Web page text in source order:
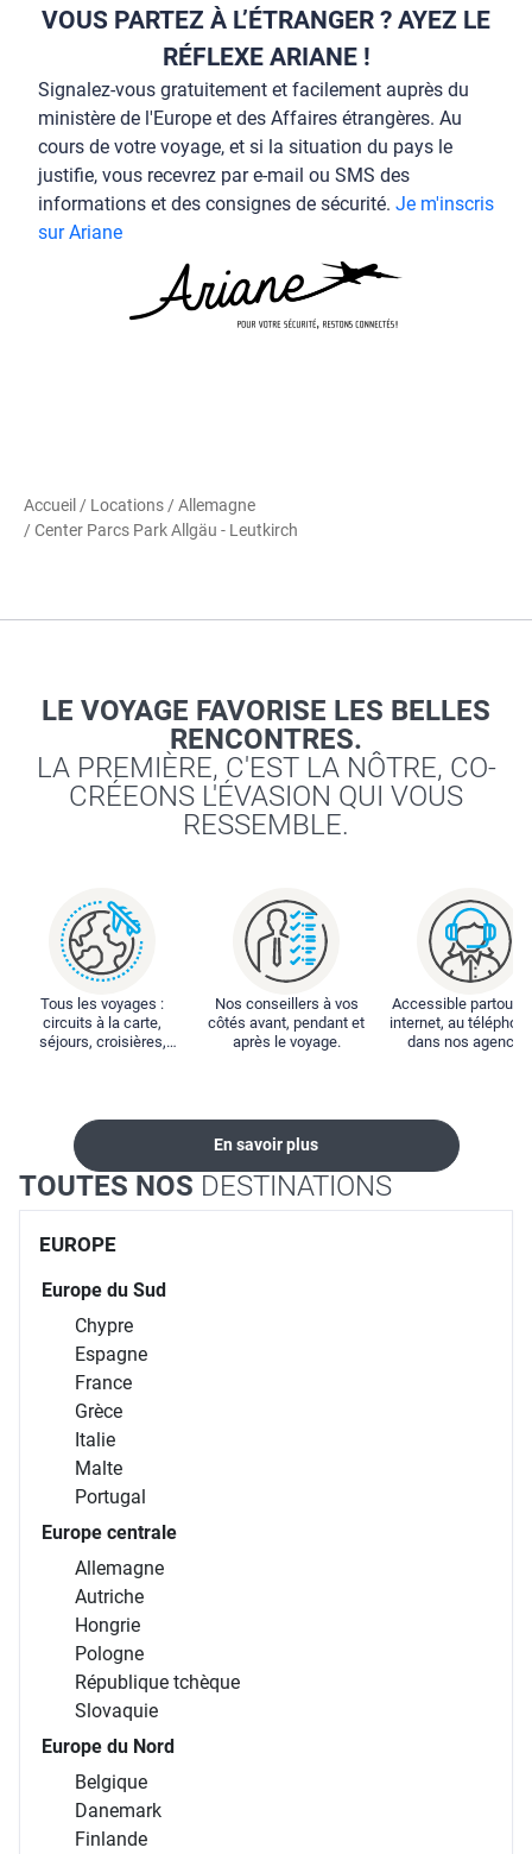
VOUS PARTEZ À L’ÉTRANGER ? AYEZ LE
RÉFLEXE ARIANE !
Signalez-vous gratuitement et facilement auprès du
ministère de l'Europe et des Affaires étrangères. Au
cours de votre voyage, et si la situation du pays le
justifie, vous recevrez par e-mail ou SMS des
informations et des consignes de sécurité. Je m'inscris
sur Ariane
Accueil / Locations /Allemagne
/ Center Parcs Park Allgäu - Leutkirch
LE VOYAGE FAVORISE LES BELLES
RENCONTRES.
LA PREMIÈRE, C'EST LA NÔTRE, CO-
CRÉEONS L'ÉVASION QUI VOUS
RESSEMBLE.
Tous les voyages :
circuits à la carte,
séjours, croisières,
Nos conseillers à vos
côtés avant, pendant et
après le voyage.
Accessible partout :
internet, au
dans nos
En savoir plus
TOUTES NOS DESTINATIONS
EUROPE
Europe du Sud
Chypre
Espagne
France
Grèce
Italie
Malte
Portugal
Europe centrale
Allemagne
Autriche
Hongrie
Pologne
République tchèque
Slovaquie
Europe du Nord
Belgique
Danemark
Finlande